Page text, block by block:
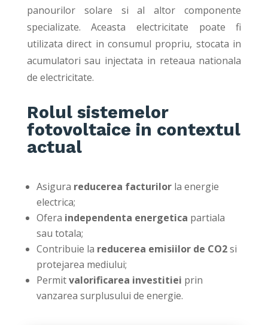
panourilor solare si al altor componente
specializate. Aceasta electricitate poate fi
utilizata direct in consumul propriu, stocata in
acumulatori sau injectata in reteaua nationala
de electricitate.
Rolul sistemelor
fotovoltaice in contextul
actual
Asigura reducerea facturilorla energie
electrica;
Ofera independenta energetica partiala
sau totala;
Contribuie la reducerea emisiilor de CO2si
protejarea mediului;
Permitvalorificarea investitiei prin
vanzarea surplusului de energie.